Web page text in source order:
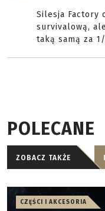
Silesja Factory
survivalową,
taką samą za
POLECANE
ZOBACZ TAKŻE
CZĘŚCI I AKCESORIA